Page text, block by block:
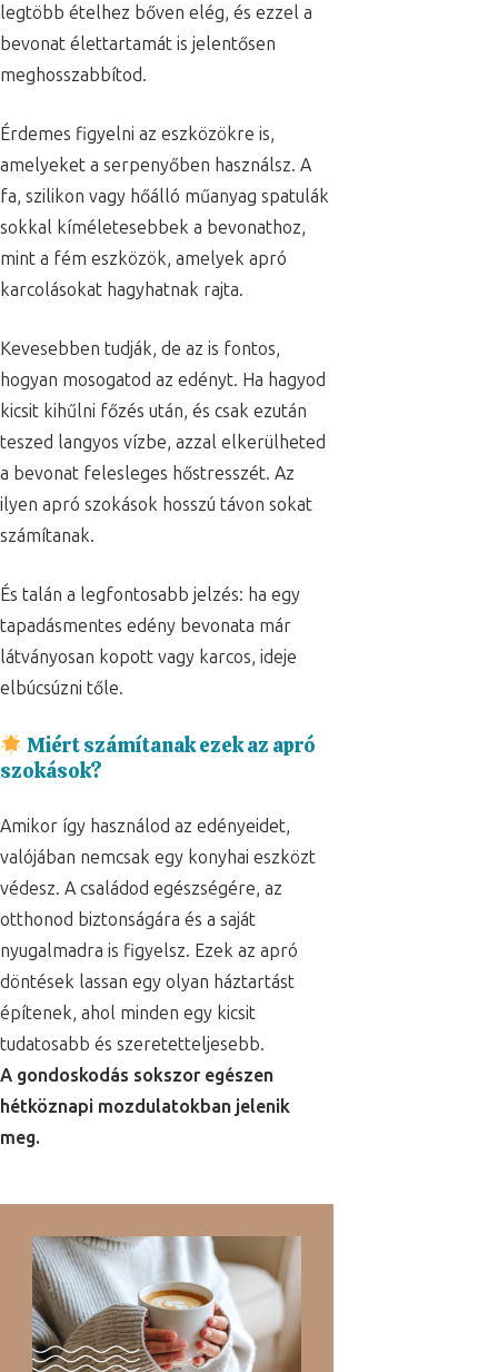
legtöbb ételhez bőven elég, és ezzel a
bevonat élettartamát is jelentősen
meghosszabbítod.
Érdemes figyelni az eszközökre is,
amelyeket a serpenyőben használsz. A
fa, szilikon vagy hőálló műanyag spatulák
sokkal kíméletesebbek a bevonathoz,
mint a fém eszközök, amelyek apró
karcolásokat hagyhatnak rajta.
Kevesebben tudják, de az is fontos,
hogyan mosogatod az edényt. Ha hagyod
kicsit kihűlni főzés után, és csak ezután
teszed langyos vízbe, azzal elkerülheted
a bevonat felesleges hőstresszét. Az
ilyen apró szokások hosszú távon sokat
számítanak.
És talán a legfontosabb jelzés: ha egy
tapadásmentes edény bevonata már
látványosan kopott vagy karcos, ideje
elbúcsúzni tőle.
Miért számítanak ezek az apró
szokások?
Amikor így használod az edényeidet,
valójában nemcsak egy konyhai eszközt
védesz. A családod egészségére, az
otthonod biztonságára és a saját
nyugalmadra is figyelsz. Ezek az apró
döntések lassan egy olyan háztartást
építenek, ahol minden egy kicsit
tudatosabb és szeretetteljesebb.
A gondoskodás sokszor egészen
hétköznapi mozdulatokban jelenik
meg.